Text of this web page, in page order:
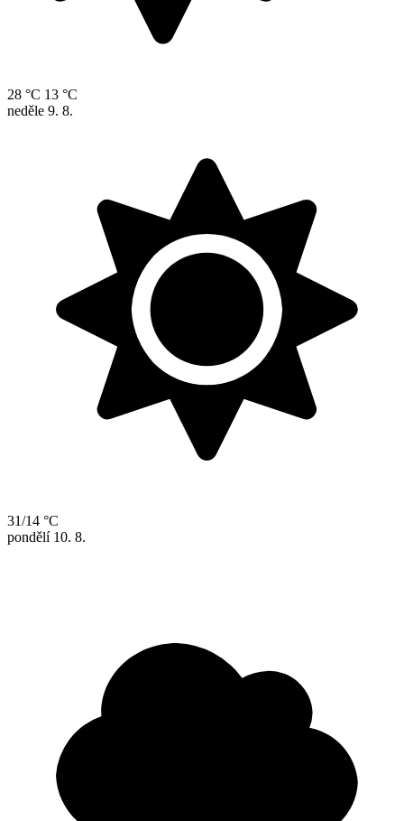
28 °C 13 °C
neděle 9. 8.
31/14 °C
pondělí 10. 8.